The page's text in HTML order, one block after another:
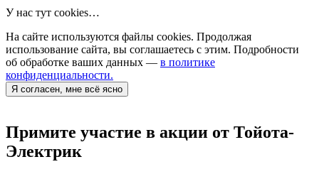
У нас тут cookies…
На сайте используются файлы cookies. Продолжая
использование сайта, вы соглашаетесь с этим. Подробности
об обработке ваших данных — в политике
конфиденциальности.
Я согласен, мне всё ясно
Примите участие в акции от Тойота-
Электрик